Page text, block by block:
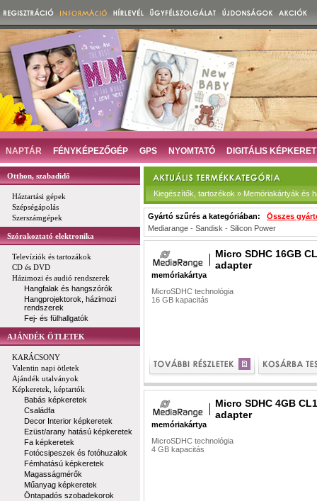
NAPTÁR FÉNYKÉPEZŐGÉP GPS NYOMTATÓ DIGITÁLIS KÉPKERET
Otthon, szabadidő
Háztartási gépek
Szépségápolás
Szerszámgépek
Szórakoztató elektronika
Televíziók és tartozákok
CD és DVD
Házimozi és audió rendszerek
Hangfalak és hangszórók
Hangprojektorok, házimozi
rendszerek
Fej- és fülhallgatók
AJÁNDÉK ÖTLETEK
KARÁCSONY
Valentin napi ötletek
Ajándék utalványok
Képkeretek, képtartók
Babás képkeretek
Családfa
Decor Interior képkeretek
Ezüst/arany hatású képkeretek
Fa képkeretek
Fotócsipeszek és fotóhuzalok
Fémhatású képkeretek
Magasságmérők
Műanyag képkeretek
Öntapadós szobadekorok
Kiegészítők, tartozékok » Memóriakártyák és
Gyártó szűrés a kategóriában: Összes
Mediarange - Sandisk - Silicon Power
Micro SDHC 16GB
adapter
memóriakártya
MicroSDHC technológia
16 GB kapacitás
Micro SDHC 4GB
adapter
memóriakártya
MicroSDHC technológia
4 GB kapacitás